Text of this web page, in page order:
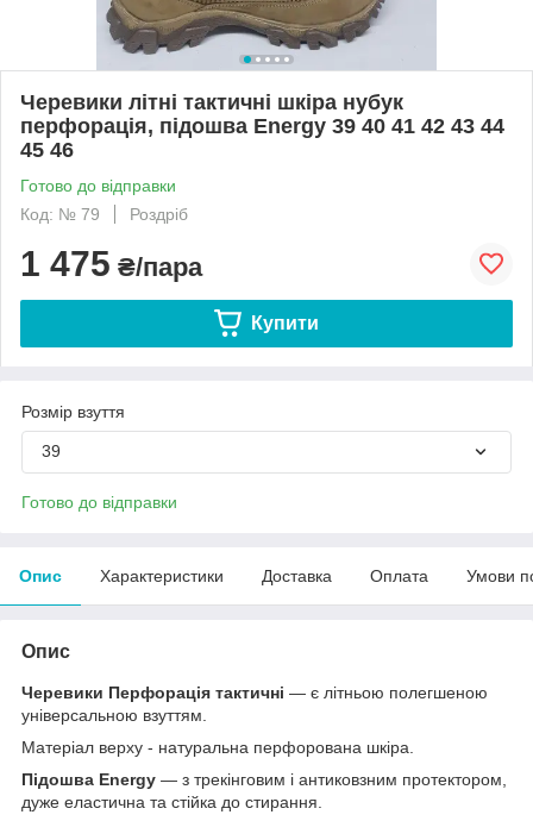
Черевики літні тактичні шкіра нубук
перфорація, підошва Energy 39 40 41 42 43 44
45 46
Готово до відправки
Код: № 79
Роздріб
1 475 ₴/пара
Купити
Розмір взуття
39
Готово до відправки
Опис Характеристики Доставка Оплата Умови
Опис
Черевики Перфорація тактичні — є літньою полегшеною
універсальною взуттям.
Матеріал верху - натуральна перфорована шкіра.
Підошва Energy — з трекінговим і антиковзним протектором,
дуже еластична та стійка до стирання.